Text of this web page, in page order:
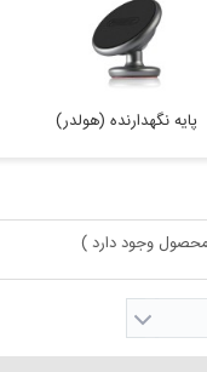
پایه نگهدارنده (هولدر)
)